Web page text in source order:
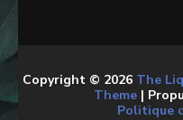
Copyright © 2026 The
Theme |
Politique